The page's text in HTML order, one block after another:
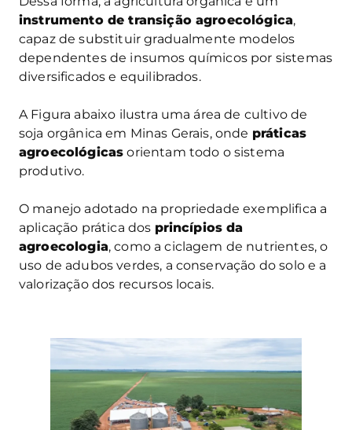
instrumento de transição agroecológica,
capaz de substituir gradualmente modelos
dependentes de insumos químicos por sistemas
diversificados e equilibrados.
A Figura abaixo ilustra uma área de cultivo de
soja orgânica em Minas Gerais, onde práticas
agroecológicas orientam todo o sistema
produtivo.
O manejo adotado na propriedade exemplifica a
aplicação prática dos princípios da
agroecologia, como a ciclagem de nutrientes, o
uso de adubos verdes, a conservação do solo e a
valorização dos recursos locais.